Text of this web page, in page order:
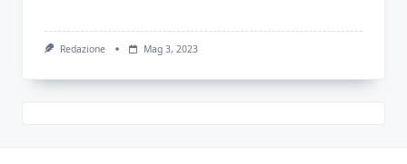
Redazione Mag 3, 2023